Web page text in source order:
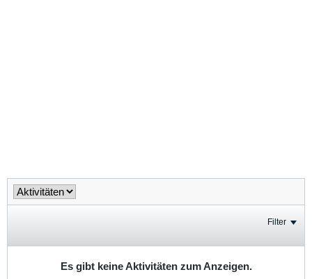
Filter
Es gibt keine Aktivitäten zum Anzeigen.